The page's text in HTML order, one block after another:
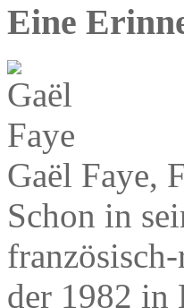
Eine
Gaël Faye,
Schon in
der 1982 in